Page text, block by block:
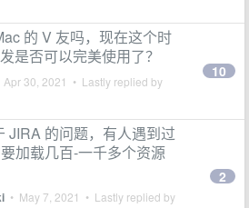
的 V 友吗，现在这个时
是否可以完美使用了？
Apr 30, 2021 • Lastly replied by
10
JIRA 的问题，有人遇到过
加载几百-一千多个资源
• May 7, 2021 • Lastly replied by
2